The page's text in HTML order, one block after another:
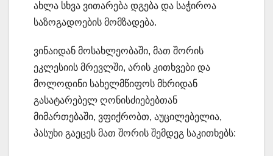
ახლა სხვა ვითარება დგება და საჭიროა
საზოგადოების მომზადება.
ვინაიდან მოსახლეობაში, მათ შორის
ეკლესიის მრევლში, არის კითხვები და
მოლოდინი სახელმწიფოს მხრიდან
გასატარებელ ღონისძიებებთან
მიმართებაში, ვფიქრობთ, აუცილებელია,
პასუხი გაეცეს მათ შორის შემდეგ საკითხებს: